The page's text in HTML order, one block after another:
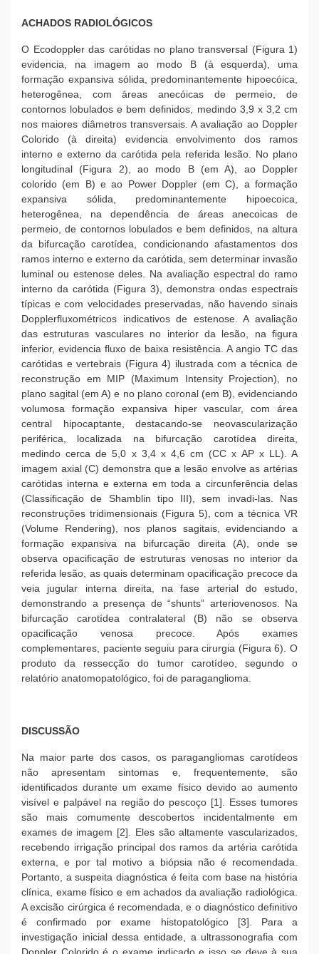
ACHADOS RADIOLÓGICOS
O Ecodoppler das carótidas no plano transversal (Figura 1)
evidencia, na imagem ao modo B (à esquerda), uma
formação expansiva sólida, predominantemente hipoecóica,
heterogênea, com áreas anecóicas de permeio, de
contornos lobulados e bem definidos, medindo 3,9 x 3,2 cm
nos maiores diâmetros transversais. A avaliação ao Doppler
Colorido (à direita) evidencia envolvimento dos ramos
interno e externo da carótida pela referida lesão. No plano
longitudinal (Figura 2), ao modo B (em A), ao Doppler
colorido (em B) e ao Power Doppler (em C), a formação
expansiva sólida, predominantemente hipoecoica,
heterogênea, na dependência de áreas anecoicas de
permeio, de contornos lobulados e bem definidos, na altura
da bifurcação carotídea, condicionando afastamentos dos
ramos interno e externo da carótida, sem determinar invasão
luminal ou estenose deles. Na avaliação espectral do ramo
interno da carótida (Figura 3), demonstra ondas espectrais
típicas e com velocidades preservadas, não havendo sinais
Dopplerfluxométricos indicativos de estenose. A avaliação
das estruturas vasculares no interior da lesão, na figura
inferior, evidencia fluxo de baixa resistência. A angio TC das
carótidas e vertebrais (Figura 4) ilustrada com a técnica de
reconstrução em MIP (Maximum Intensity Projection), no
plano sagital (em A) e no plano coronal (em B), evidenciando
volumosa formação expansiva hiper vascular, com área
central hipocaptante, destacando-se neovascularização
periférica, localizada na bifurcação carotídea direita,
medindo cerca de 5,0 x 3,4 x 4,6 cm (CC x AP x LL). A
imagem axial (C) demonstra que a lesão envolve as artérias
carótidas interna e externa em toda a circunferência delas
(Classificação de Shamblin tipo III), sem invadi-las. Nas
reconstruções tridimensionais (Figura 5), com a técnica VR
(Volume Rendering), nos planos sagitais, evidenciando a
formação expansiva na bifurcação direita (A), onde se
observa opacificação de estruturas venosas no interior da
referida lesão, as quais determinam opacificação precoce da
veia jugular interna direita, na fase arterial do estudo,
demonstrando a presença de “shunts” arteriovenosos. Na
bifurcação carotídea contralateral (B) não se observa
opacificação venosa precoce. Após exames
complementares, paciente seguiu para cirurgia (Figura 6). O
produto da ressecção do tumor carotídeo, segundo o
relatório anatomopatológico, foi de paraganglioma.
DISCUSSÃO
Na maior parte dos casos, os paragangliomas carotídeos
não apresentam sintomas e, frequentemente, são
identificados durante um exame físico devido ao aumento
visível e palpável na região do pescoço [1]. Esses tumores
são mais comumente descobertos incidentalmente em
exames de imagem [2]. Eles são altamente vascularizados,
recebendo irrigação principal dos ramos da artéria carótida
externa, e por tal motivo a biópsia não é recomendada.
Portanto, a suspeita diagnóstica é feita com base na história
clínica, exame físico e em achados da avaliação radiológica.
A excisão cirúrgica é recomendada, e o diagnóstico definitivo
é confirmado por exame histopatológico [3]. Para a
investigação inicial dessa entidade, a ultrassonografia com